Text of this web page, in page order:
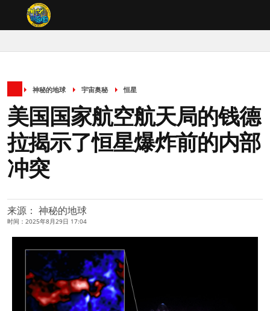
神秘的地球 宇宙奥秘 恒星
美国国家航空航天局的钱德
拉揭示了恒星爆炸前的内部
冲突
来源： 神秘的地球
时间：2025年8月29日 17:04